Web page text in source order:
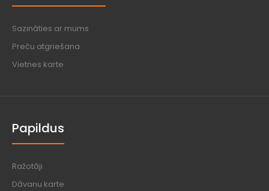
Sazināties ar mums
Preču atgriešana
Vietnes karte
Papildus
Ražotāji
Dāvanu karte